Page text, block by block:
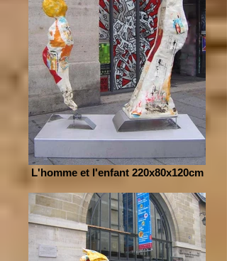
L'homme et l'enfant 220x80x120cm